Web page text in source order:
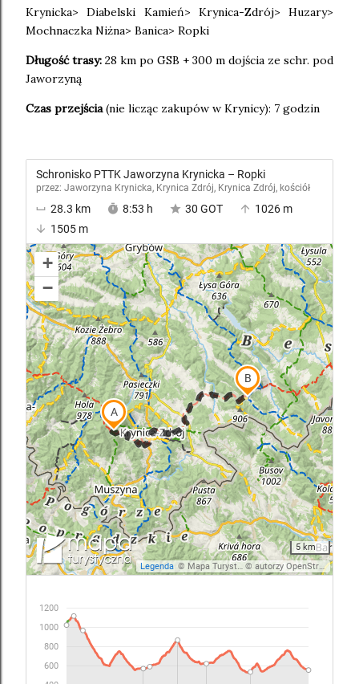
Krynicka> Diabelski Kamień> Krynica-Zdrój> Huzary>
Mochnaczka Niżna> Banica> Ropki
Długość trasy: 28 km po GSB + 300 m dojścia ze schr. pod
Jaworzyną
Czas przejścia(nie licząc zakupów w Krynicy): 7 godzin